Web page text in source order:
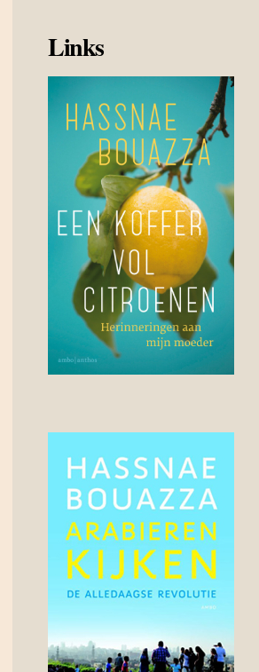
Links